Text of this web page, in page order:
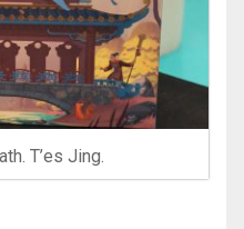
T’es Jing.